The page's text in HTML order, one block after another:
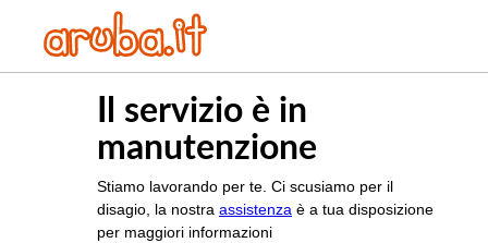
Il servizio è in
manutenzione
Stiamo lavorando per te. Ci scusiamo per il
disagio, la nostra assistenza è a tua disposizione
per maggiori informazioni